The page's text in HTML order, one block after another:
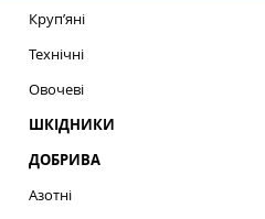
Круп’яні
Технічні
Овочеві
ШКІДНИКИ
ДОБРИВА
Азотні